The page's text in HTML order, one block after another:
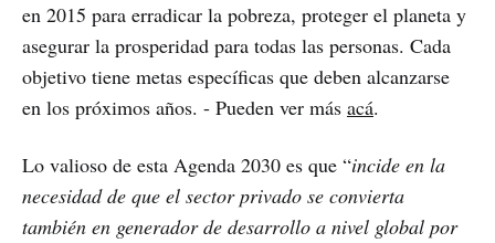
en 2015 para erradicar la pobreza, proteger el planeta y
asegurar la prosperidad para todas las personas. Cada
objetivo tiene metas específicas que deben alcanzarse
en los próximos años. - Pueden ver más acá.
Lo valioso de esta Agenda 2030 es que “incide en la
necesidad de que el sector privado se convierta
también en generador de desarrollo a nivel global por